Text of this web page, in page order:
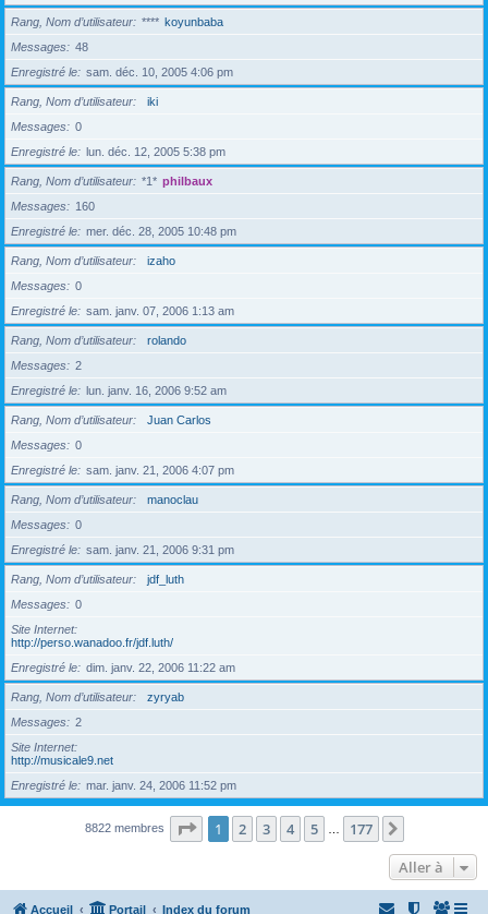
Rang, Nom d’utilisateur **** koyunbaba
Messages
48
Enregistré le
sam. déc. 10, 2005 4:06 pm
Rang, Nom d’utilisateur
iki
Messages
0
Enregistré le
lun. déc. 12, 2005 5:38 pm
Rang, Nom d’utilisateur *1* philbaux
Messages
160
Enregistré le
mer. déc. 28, 2005 10:48 pm
Rang, Nom d’utilisateur
izaho
Messages
0
Enregistré le
sam. janv. 07, 2006 1:13 am
Rang, Nom d’utilisateur
rolando
Messages
2
Enregistré le
lun. janv. 16, 2006 9:52 am
Rang, Nom d’utilisateur
Juan Carlos
Messages
0
Enregistré le
sam. janv. 21, 2006 4:07 pm
Rang, Nom d’utilisateur
manoclau
Messages
0
Enregistré le
sam. janv. 21, 2006 9:31 pm
Rang, Nom d’utilisateur
jdf_luth
Messages
0
Site Internet
http://perso.wanadoo.fr/jdf.luth/
Enregistré le
dim. janv. 22, 2006 11:22 am
Rang, Nom d’utilisateur
zyryab
Messages
2
Site Internet
http://musicale9.net
Enregistré le
mar. janv. 24, 2006 11:52 pm
8822 membres Page 1sur177
1 2 3 4 5 177
Aller à
Accueil Portail Index du forum